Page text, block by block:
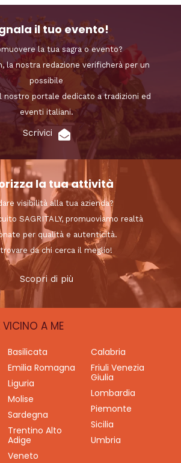
il tuo evento!
la tua sagra o evento?
la nostra redazione verificherà per un
possibile
nostro portale dedicato a tradizioni ed
eventi italiani.
Scrivici
la tua attività
visibilità alla tua azienda?
SAGRITALY, promuoviamo realtà
per qualità e autenticità.
da chi cerca il meglio!
Scopri di più
VICINO A ME
Basilicata
Calabria
Emilia Romagna
Friuli Venezia
Giulia
Liguria
Lombardia
Molise
Piemonte
Sardegna
Sicilia
Trentino Alto
Adige
Umbria
Veneto